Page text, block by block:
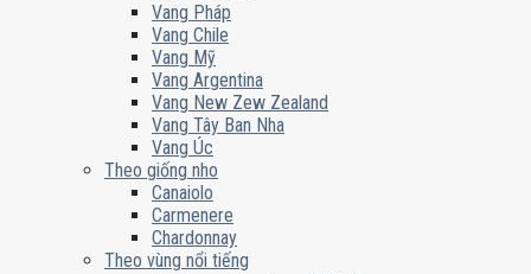
Vang Pháp
Vang Chile
Vang Mỹ
Vang Argentina
Vang New Zew Zealand
Vang Tây Ban Nha
Vang Úc
Theo giống nho
Canaiolo
Carmenere
Chardonnay
Theo vùng nổi tiếng